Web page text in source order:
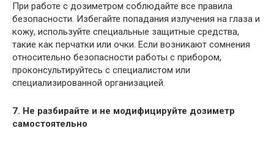
При работе с дозиметром соблюдайте все правила
безопасности. Избегайте попадания излучения на глаза и
кожу, используйте специальные защитные средства,
такие как перчатки или очки. Если возникают сомнения
относительно безопасности работы с прибором,
проконсультируйтесь с специалистом или
специализированной организацией.
7. Не разбирайте и не модифицируйте дозиметр
самостоятельно